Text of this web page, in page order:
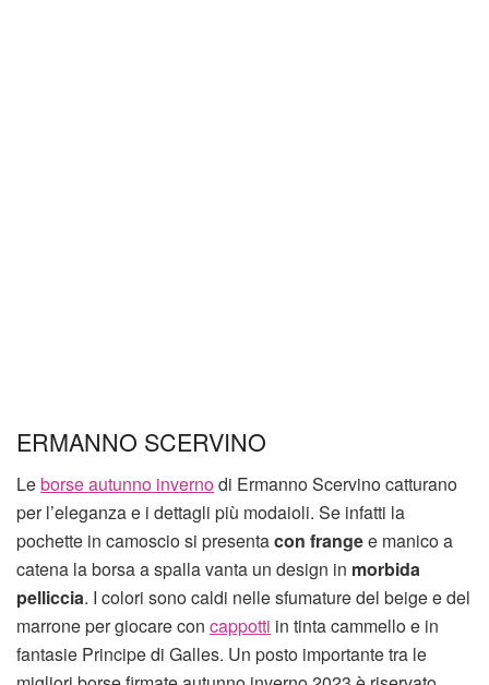
ERMANNO SCERVINO
Leborse autunno invernodi Ermanno Scervino catturano
per l’eleganza e i dettagli più modaioli. Se infatti la
pochette in camoscio si presentacon frangee manico a
catena la borsa a spalla vanta un design in morbida
pelliccia. I colori sono caldi nelle sfumature del beige e del
marrone per giocare con cappotti in tinta cammello e in
fantasie Principe di Galles. Un posto importante tra le